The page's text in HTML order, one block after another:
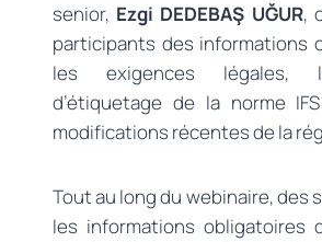
senior, Ezgi DEDEBAŞ UĞUR,
participants des informations
les exigences légales,
d’étiquetage de la norme
modifications récentes de la
Tout au long du webinaire, des
les informations obligatoires